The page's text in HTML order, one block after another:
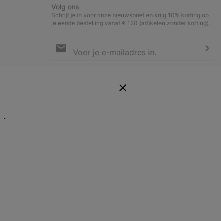
Volg ons
Schrijf je in voor onze nieuwsbrief en krijg 10% korting op
je eerste bestelling vanaf € 120 (artikelen zonder korting).
voor
je op de hoogte van nieuwe collecties, aanbiedingen en